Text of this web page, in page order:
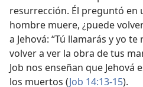
resurrección. Él preguntó en
hombre muere, ¿puede
a Jehová: “Tú llamarás y yo
volver a ver la obra de tus
Job nos enseñan que Jehová
los muertos (Job 14:13-15).